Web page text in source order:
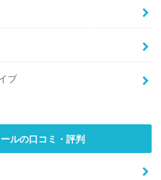
ブ
ルの口コミ・評判